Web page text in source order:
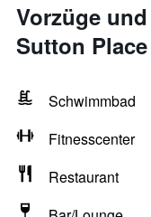
Vorzüge
Sutton
Schwimmbad
Fitnesscenter
Restaurant